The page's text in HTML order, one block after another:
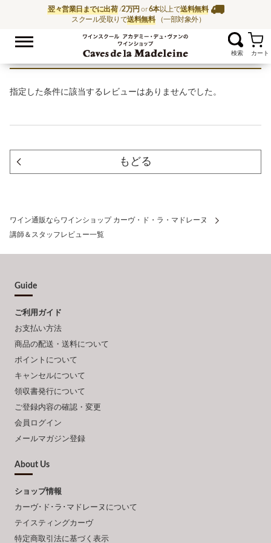
翌々営業日までに出荷/2万円 or6本以上で送料無料
スクール受取りで送料無料 （一部対象外）
ワイン通販ならワイ
お気に入
指定した条件に該当するレビューはありませんでした。
もどる
ワイン通販ならワインショップ カーヴ・ド・ラ・マドレーヌ
講師＆スタッフレビュー一覧
Guide
ご利用ガイド
お支払い方法
商品の配送・送料について
ポイントについて
キャンセルについて
領収書発行について
ご登録内容の確認・変更
会員ログイン
メールマガジン登録
About Us
ショップ情報
カーヴ･ド･ラ･マドレーヌについて
テイスティングカーヴ
特定商取引法に基づく表示